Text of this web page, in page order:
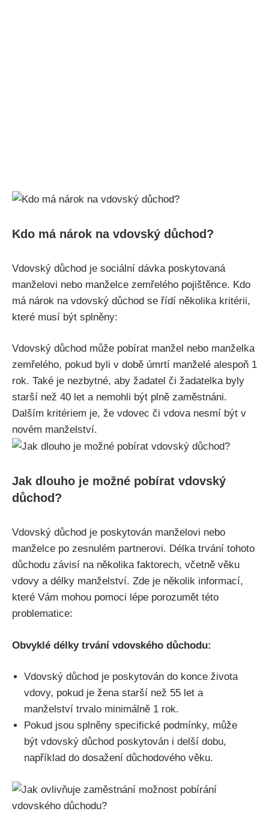
Kdo má nárok na vdovský důchod?
Vdovský důchod je sociální dávka poskytovaná
manželovi nebo manželce zemřelého pojištěnce. Kdo
má nárok na vdovský důchod se řídí několika kritérii,
které musí být splněny:
Vdovský důchod může pobírat manžel nebo manželka
zemřelého, pokud byli v době úmrtí manželé alespoň 1
rok. Také je nezbytné, aby žadatel či žadatelka byly
starší než 40 let a nemohli být plně zaměstnáni.
Dalším kritériem je, že vdovec či vdova nesmí být v
novém manželství.
Jak dlouho je možné pobírat vdovský
důchod?
Vdovský důchod je poskytován manželovi nebo
manželce po zesnulém partnerovi. Délka trvání tohoto
důchodu závisí na několika faktorech, včetně věku
vdovy a délky manželství. Zde je několik informací,
které Vám mohou pomoci lépe porozumět této
problematice:
Obvyklé délky trvání vdovského důchodu:
Vdovský důchod je poskytován do konce života
vdovy, pokud je žena starší než 55 let a
manželství trvalo minimálně 1 rok.
Pokud jsou splněny specifické podmínky, může
být vdovský důchod poskytován i delší dobu,
například do dosažení důchodového věku.